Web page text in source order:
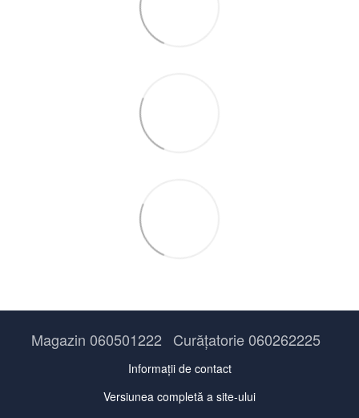
Magazin 060501222 Curățatorie 060262225
Informații de contact
Versiunea completă a site-ului